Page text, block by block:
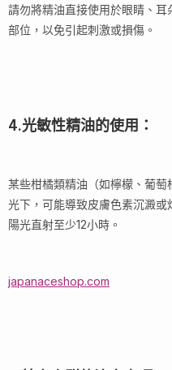
請勿將精油直接使用於眼睛、
部位，以免引起刺激或損傷。
4.光敏性精油的使用：
某些柑橘類精油（如檸檬、葡
光下，可能導致皮膚色素沉澱
陽光直射至少12小時。
japanaceshop.com